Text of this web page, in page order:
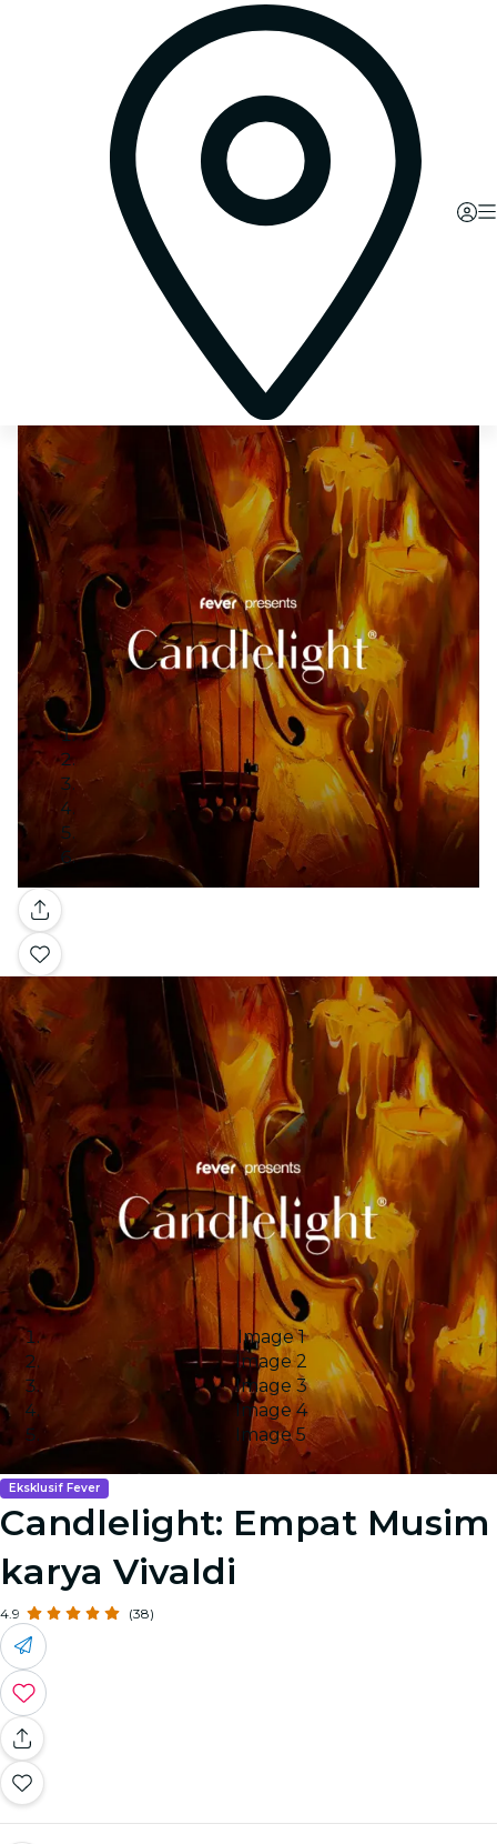
Galeri
Image 1
Image 2
Image 3
Image 4
Image 5
Eksklusif Fever
Candlelight: Empat Musim
karya Vivaldi
4.9 (38)